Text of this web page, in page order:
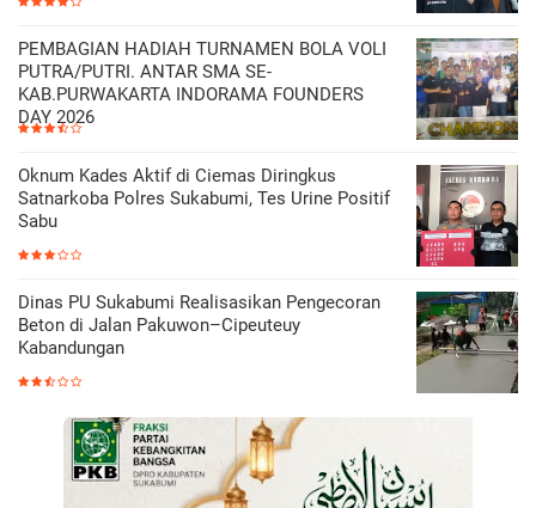
PEMBAGIAN HADIAH TURNAMEN BOLA VOLI
PUTRA/PUTRI. ANTAR SMA SE-
KAB.PURWAKARTA INDORAMA FOUNDERS
DAY 2026
Oknum Kades Aktif di Ciemas Diringkus
Satnarkoba Polres Sukabumi, Tes Urine Positif
Sabu
Dinas PU Sukabumi Realisasikan Pengecoran
Beton di Jalan Pakuwon–Cipeuteuy
Kabandungan